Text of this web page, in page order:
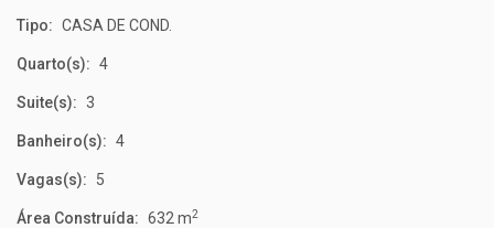
Tipo: CASA DE COND.
Quarto(s): 4
Suite(s): 3
Banheiro(s): 4
Vagas(s): 5
Área Construída: 632 m2